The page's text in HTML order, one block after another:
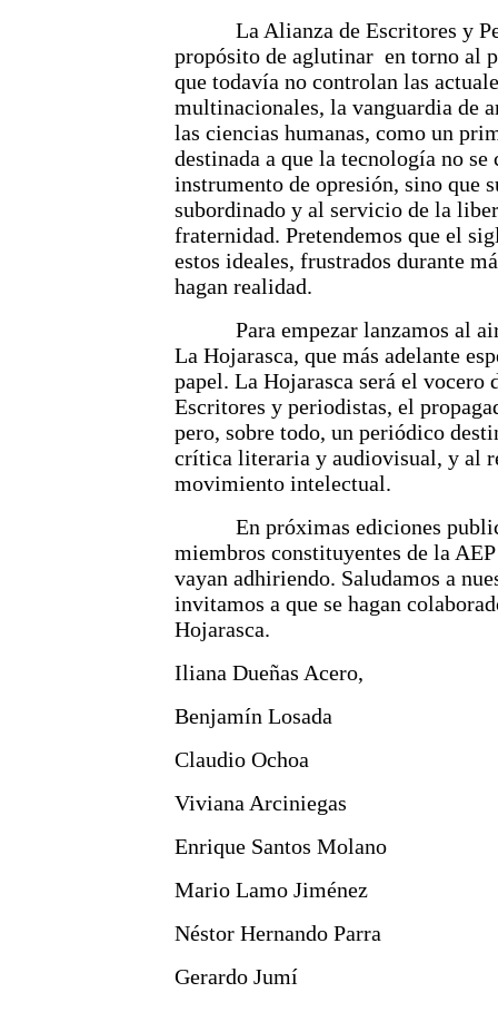
La Alianza de Escritores y
propósito de aglutinar en torno al
que todavía no controlan las
multinacionales, la vanguardia de
las ciencias humanas, como un
destinada a que la tecnología no
instrumento de opresión, sino que
subordinado y al servicio de la
fraternidad. Pretendemos que el
estos ideales, frustrados durante
hagan realidad.
Para empezar lanzamos al
La Hojarasca, que más adelante
papel. La Hojarasca será el vocero
Escritores y periodistas, el
pero, sobre todo, un periódico
crítica literaria y audiovisual, y al
movimiento intelectual.
En próximas ediciones
miembros constituyentes de la
vayan adhiriendo. Saludamos a
invitamos a que se hagan
Hojarasca.
Iliana Dueñas Acero,
Benjamín Losada
Claudio Ochoa
Viviana Arciniegas
Enrique Santos Molano
Mario Lamo Jiménez
Néstor Hernando Parra
Gerardo Jumí